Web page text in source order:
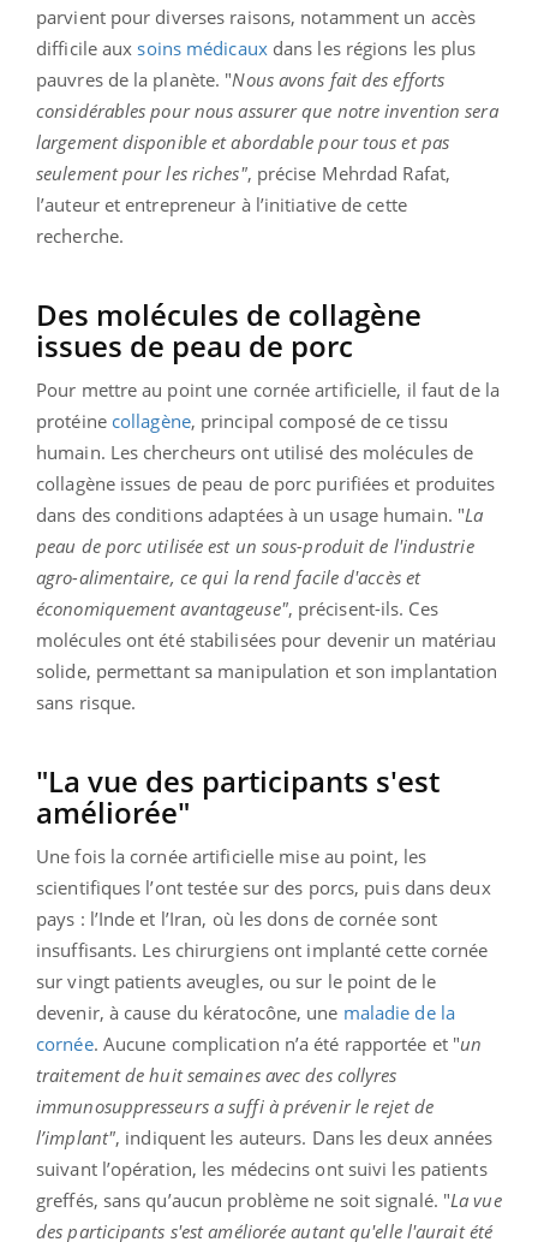
parvient pour diverses raisons, notamment un accès
difficile auxsoins médicauxdans les régions les plus
pauvres de la planète. "Nous avons fait des efforts
considérables pour nous assurer que notre invention sera
largement disponible et abordable pour tous et pas
seulement pour les riches", précise Mehrdad Rafat,
l’auteur et entrepreneur à l’initiative de cette
recherche.
Des molécules de collagène
issues de peau de porc
Pour mettre au point une cornée artificielle, il faut de la
protéine collagène, principal composé de ce tissu
humain. Les chercheurs ont utilisé des molécules de
collagène issues de peau de porc purifiées et produites
dans des conditions adaptées à un usage humain. "La
peau de porc utilisée est un sous-produit de l'industrie
agro-alimentaire, ce qui la rend facile d'accès et
économiquement avantageuse", précisent-ils. Ces
molécules ont été stabilisées pour devenir un matériau
solide, permettant sa manipulation et son implantation
sans risque.
"La vue des participants s'est
améliorée"
Une fois la cornée artificielle mise au point, les
scientifiques l’ont testée sur des porcs, puis dans deux
pays : l’Inde et l’Iran, où les dons de cornée sont
insuffisants. Les chirurgiens ont implanté cette cornée
sur vingt patients aveugles, ou sur le point de le
devenir, à cause du kératocône, une maladie de la
cornée. Aucune complication n’a été rapportée et "un
traitement de huit semaines avec des collyres
immunosuppresseurs a suffi à prévenir le rejet de
l’implant", indiquent les auteurs. Dans les deux années
suivant l’opération, les médecins ont suivi les patients
greffés, sans qu’aucun problème ne soit signalé. "La vue
des participants s'est améliorée autant qu'elle l'aurait été